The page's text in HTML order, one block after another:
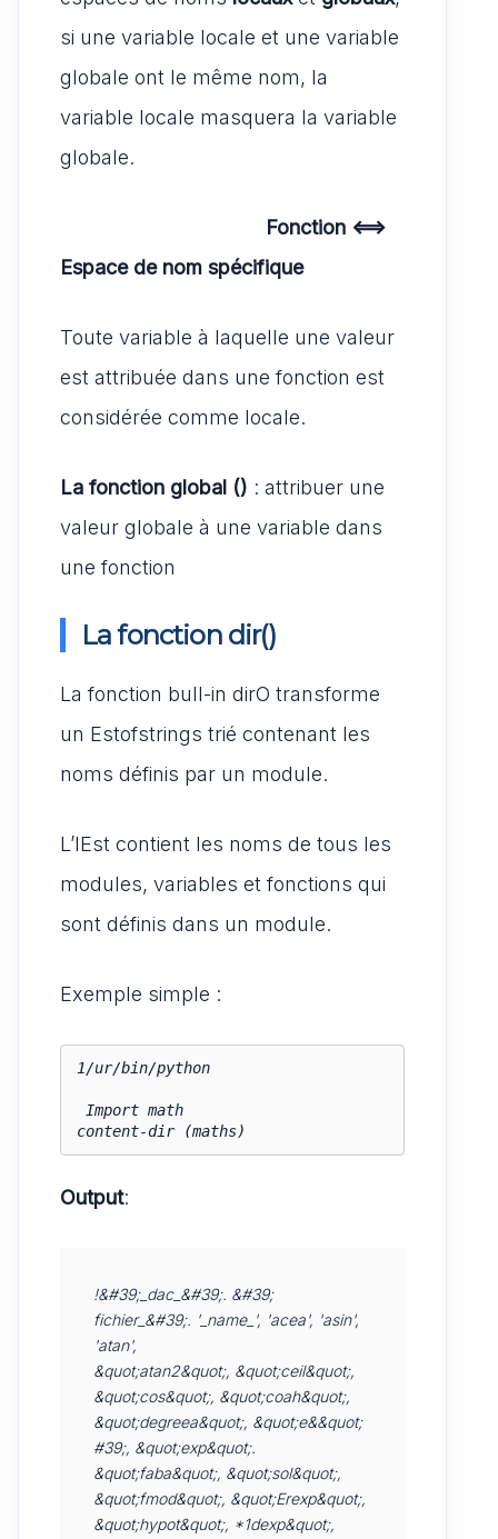
si une variable locale et une variable
globale ont le même nom, la
variable locale masquera la variable
globale.
Fonction <==>
Espace de nom spécifique
Toute variable à laquelle une valeur
est attribuée dans une fonction est
considérée comme locale.
La fonction global () : attribuer une
valeur globale à une variable dans
une fonction
La fonction dir()
La fonction bull-in dirO transforme
un Estofstrings trié contenant les
noms définis par un module.
L’IEst contient les noms de tous les
modules, variables et fonctions qui
sont définis dans un module.
Exemple simple :
1/ur/bin/python
Output:
!&#39;_dac_&#39;. &#39;
fichier_&#39;. '_name_', 'acea', 'asin',
'atan',
&quot;atan2&quot;, &quot;ceil&quot;,
&quot;cos&quot;, &quot;coah&quot;,
&quot;degreea&quot;, &quot;e&&quot;
#39;, &quot;exp&quot;.
&quot;faba&quot;, &quot;sol&quot;,
&quot;fmod&quot;, &quot;Erexp&quot;,
&quot;hypot&quot;, *1dexp&quot;,